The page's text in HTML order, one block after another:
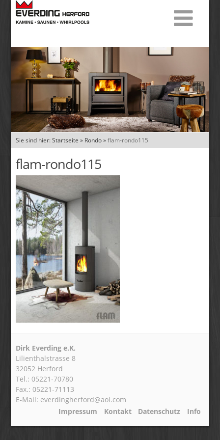
Sie sind hier:Startseite » Rondo»flam-rondo115
flam-rondo115
Dirk Everding e.K.
Lilienthalstrasse 8
32052 Herford
Tel.: 05221-70780
Fax.: 05221-71113
E-Mail: everdingherford@aol.com
Impressum
Kontakt Datenschutz Info